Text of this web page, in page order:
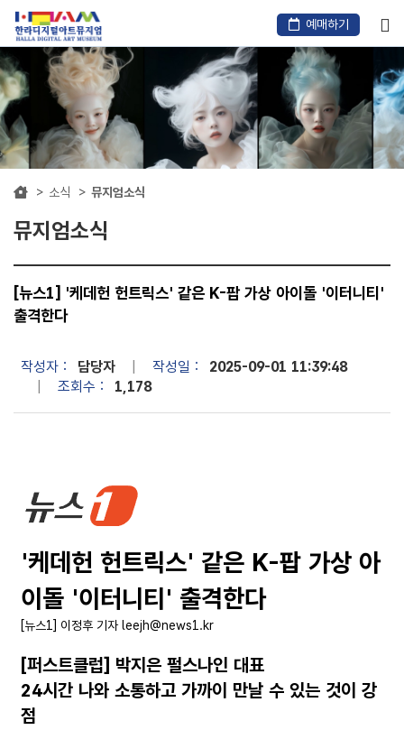
문
바
로
가
기
예매하기
소식 뮤지엄소식
뮤지엄소식
[뉴스1] '케데헌 헌트릭스' 같은 K-팝 가상 아이돌 '이터니티'
출격한다
작성자 : 담당자 작성일 :
2025-09-01 11:39:48
조회수 :
1,178
'케데헌 헌트릭스' 같은 K-팝 가상 아
이돌 '이터니티' 출격한다
[뉴스1] 이정후 기자 leejh@news1.kr
[퍼스트클럽] 박지은 펄스나인 대표
24시간 나와 소통하고 가까이 만날 수 있는 것이 강
점